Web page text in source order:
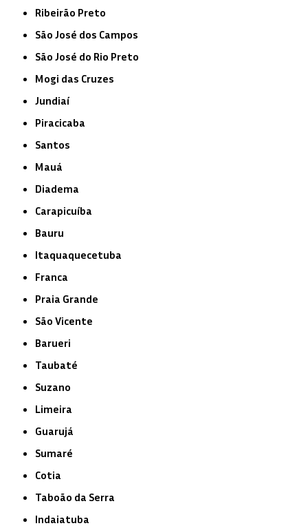
Ribeirão Preto
São José dos Campos
São José do Rio Preto
Mogi das Cruzes
Jundiaí
Piracicaba
Santos
Mauá
Diadema
Carapicuíba
Bauru
Itaquaquecetuba
Franca
Praia Grande
São Vicente
Barueri
Taubaté
Suzano
Limeira
Guarujá
Sumaré
Cotia
Taboão da Serra
Indaiatuba